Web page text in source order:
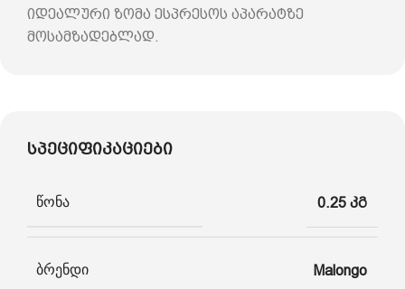
იდეალური ზომა ესპრესოს აპარატზე
მოსამზადებლად.
სპეციფიკაციები
წონა 0.25 კგ
ბრენდი Malongo